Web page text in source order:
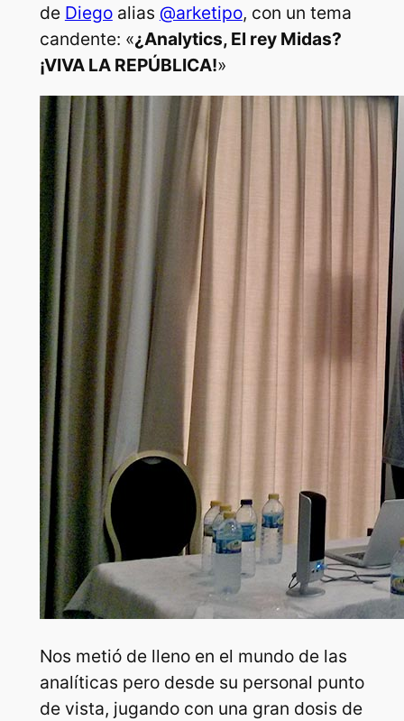
de Diegoalias @arketipo, con un tema
candente: «¿Analytics, El rey Midas?
¡VIVA LA REPÚBLICA!»
Nos metió de lleno en el mundo de las
analíticas pero desde su personal punto
de vista, jugando con una gran dosis de